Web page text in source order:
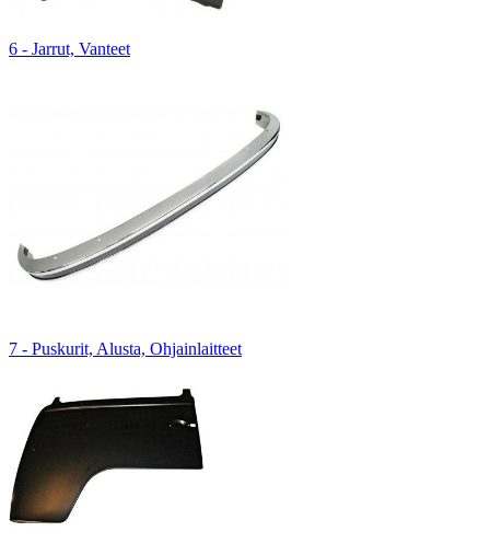
6 - Jarrut, Vanteet
7 - Puskurit, Alusta, Ohjainlaitteet